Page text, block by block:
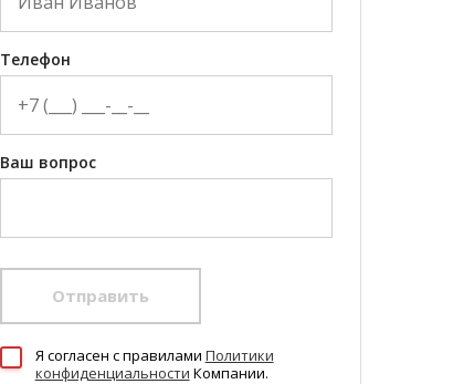
Телефон
Ваш вопрос
Отправить
Я согласен c правилами Политики
конфиденциальности Компании.